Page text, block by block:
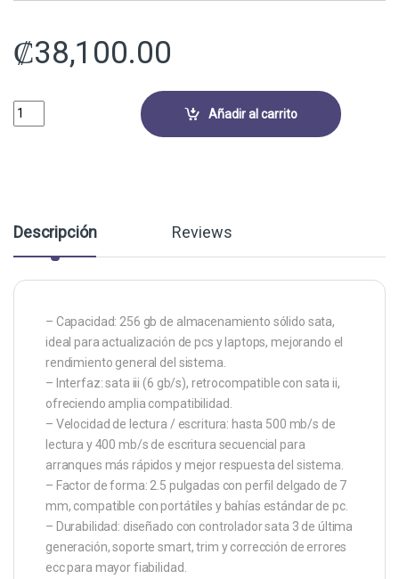
₡38,100.00
HD INTERNO SOLIDO 256GB PATRIOT P210 2.5 PULG SATA III
Añadir al carrito
Descripción Reviews
– Capacidad: 256 gb de almacenamiento sólido sata,
ideal para actualización de pcs y laptops, mejorando el
rendimiento general del sistema.
– Interfaz: sata iii (6 gb/s), retrocompatible con sata ii,
ofreciendo amplia compatibilidad.
– Velocidad de lectura / escritura: hasta 500 mb/s de
lectura y 400 mb/s de escritura secuencial para
arranques más rápidos y mejor respuesta del sistema.
– Factor de forma: 2.5 pulgadas con perfil delgado de 7
mm, compatible con portátiles y bahías estándar de pc.
– Durabilidad: diseñado con controlador sata 3 de última
generación, soporte smart, trim y corrección de errores
ecc para mayor fiabilidad.